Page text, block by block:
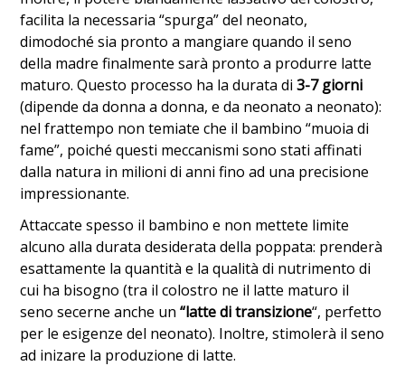
facilita la necessaria “spurga” del neonato,
dimodoché sia pronto a mangiare quando il seno
della madre finalmente sarà pronto a produrre latte
maturo. Questo processo ha la durata di3-7 giorni
(dipende da donna a donna, e da neonato a neonato):
nel frattempo non temiate che il bambino “muoia di
fame”, poiché questi meccanismi sono stati affinati
dalla natura in milioni di anni fino ad una precisione
impressionante.
Attaccate spesso il bambino e non mettete limite
alcuno alla durata desiderata della poppata: prenderà
esattamente la quantità e la qualità di nutrimento di
cui ha bisogno (tra il colostro ne il latte maturo il
seno secerne anche un “latte di transizione“, perfetto
per le esigenze del neonato). Inoltre, stimolerà il seno
ad inizare la produzione di latte.